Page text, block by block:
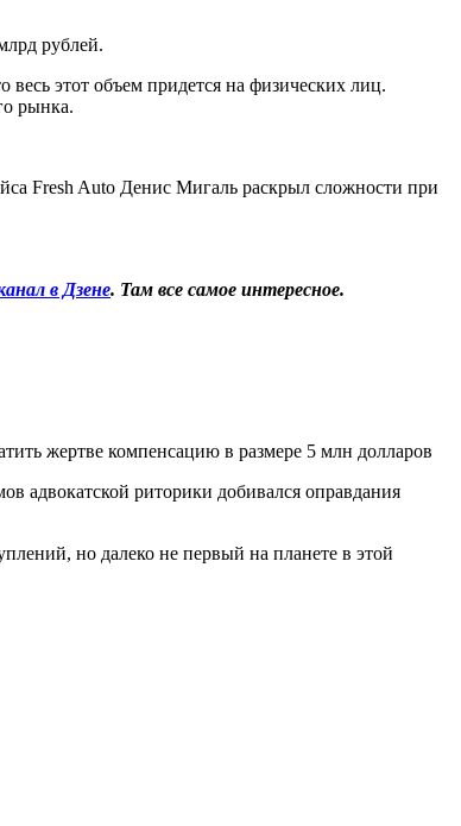
рублей.
весь этот объем придется на физических лиц.
рынка.
Fresh Auto Денис Мигаль раскрыл сложности при
в Дзене. Там все самое интересное.
жертве компенсацию в размере 5 млн долларов
адвокатской риторики добивался оправдания
но далеко не первый на планете в этой